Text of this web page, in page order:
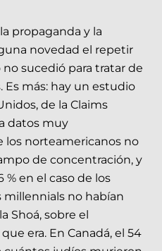
propaganda y la
novedad el repetir
sucedió para tratar de
Es más: hay un estudio
de la Claims
datos muy
los norteamericanos no
de concentración, y
% en el caso de los
millennials no habían
Shoá, sobre el
era. En Canadá, el 54